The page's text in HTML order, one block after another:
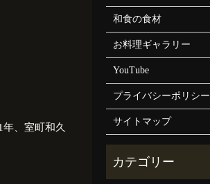
年、室町和久
和食の食材
お料理ギャラリー
YouTube
プライバシーポリシー
サイトマップ